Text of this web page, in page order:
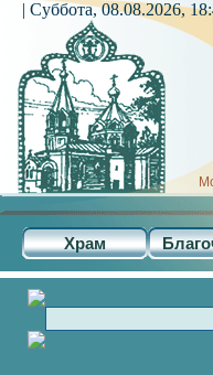
Храм
| Суббота, 08.08.2026,